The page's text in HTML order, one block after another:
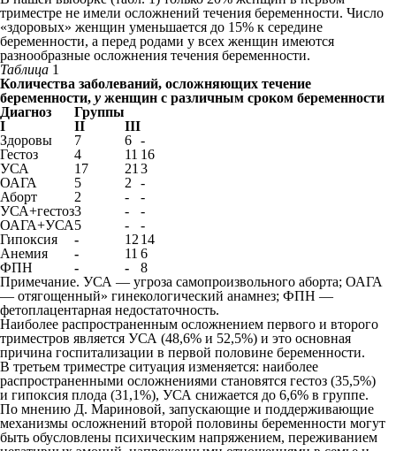
триместре не имели осложнений течения беременности. Число
«здоровых» женщин уменьшается до 15% к середине
беременности, а перед родами у всех женщин имеются
разнообразные осложнения течения беременности.
Таблица 1
Количества заболеваний, осложняющих течение
беременности, у женщин с различным сроком беременности
Диагноз
Группы
I
II
III
Здоровы
7 6 -
Гестоз
4 11 16
УСА
17 21 3
ОАГА
5 2
-
Аборт
2 -
-
УСА+гестоз3 -
-
ОАГА+УСА5 -
-
Гипоксия
- 12 14
Анемия
- 11 6
ФПН
- -
8
Примечание. УСА — угроза самопроизвольного аборта; ОАГА
— отягощенный» гинекологический анамнез; ФПН —
фетоплацентарная недостаточность.
Наиболее распространенным осложнением первого и второго
триместров является УСА (48,6% и 52,5%) и это основная
причина госпитализации в первой половине беременности.
В третьем триместре ситуация изменяется: наиболее
распространенными осложнениями становятся гестоз (35,5%)
и гипоксия плода (31,1%), УСА снижается до 6,6% в группе.
По мнению Д. Мариновой, запускающие и поддерживающие
механизмы осложнений второй половины беременности могут
быть обусловлены психическим напряжением, переживанием